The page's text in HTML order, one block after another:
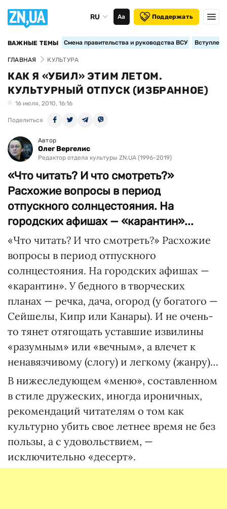
RU Аа Поддержать
ВАЖНЫЕ ТЕМЫ Смена правительства и руководства ВСУ
ГЛАВНАЯ КУЛЬТУРА
КАК Я «УБИЛ» ЭТИМ ЛЕТОМ.
КУЛЬТУРНЫЙ ОТПУСК (ИЗБРАННОЕ)
16 июля, 2010, 16:16
Поделиться
Автор
Олег Вергелис
Редактор отдела культуры ZN.UA (1996-2019)
«Что читать? И что смотреть?»
Расхожие вопросы в период
отпускного солнцестояния. На
городских афишах — «карантин»...
«Что читать? И что смотреть?» Расхожие
вопросы в период отпускного
солнцестояния. На городских афишах —
«карантин». У бедного в творческих
планах — речка, дача, огород (у богатого —
Сейшелы, Кипр или Канары). И не очень-
то тянет отягощать уставшие извилины
«разумным» или «вечным», а влечет к
ненавязчивому (слогу) и легкому (жанру)…
В нижеследующем «меню», составленном
в стиле дружеских, иногда ироничных,
рекомендаций читателям о том как
культурно убить свое летнее время не без
пользы, а с удовольствием, —
исключительно «десерт».